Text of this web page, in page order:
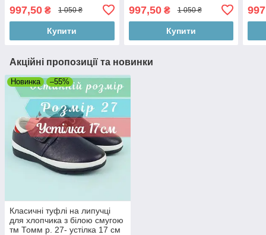
997,50 ₴ 1 050 ₴
Купити
997,50₴ 1 050 ₴
Купити
Акційні пропозиції та новинки
Новинка –55%
Класичні туфлі на липучці
для хлопчика з білою смугою
тм Томм р. 27- устілка 17 см